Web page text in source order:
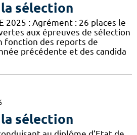
sélection
2025 : Agrément : 26 places le
aux épreuves de sélection
fonction des reports de
précédente et des candida
sélection